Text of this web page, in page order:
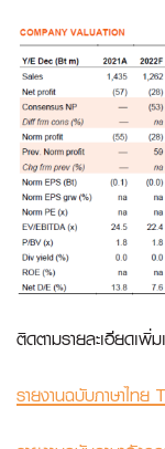
ติดตามรายละเอียดเพิ่
รายงานฉบับภาษาไทย